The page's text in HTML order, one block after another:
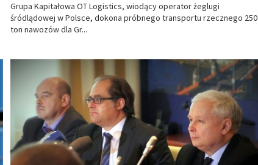
Grupa Kapitałowa OT Logistics, wiodący operator żeglugi
śródlądowej w Polsce, dokona próbnego transportu rzecznego 250
ton nawozów dla Gr...